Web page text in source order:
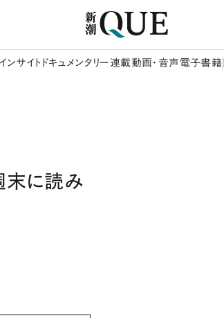
インサイト ドキュメンタリー 連載動画・音声 電子書籍
に読み